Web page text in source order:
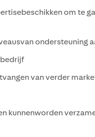
om te
ondersteuning
van verder
kunnenworden